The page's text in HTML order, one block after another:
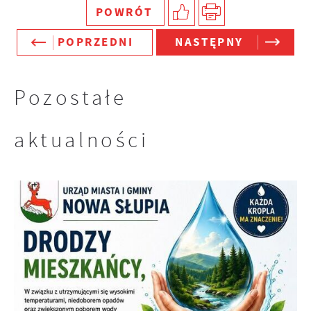
POWRÓT
POPRZEDNI
NASTĘPNY
Pozostałe
aktualności
charakterze pośredników prezentujących nasze
treści w postaci wiadomości, ofert,
komunikatów mediów społecznościowych.